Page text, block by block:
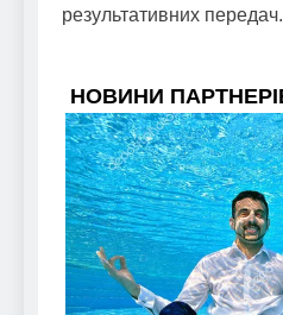
результативних передач.